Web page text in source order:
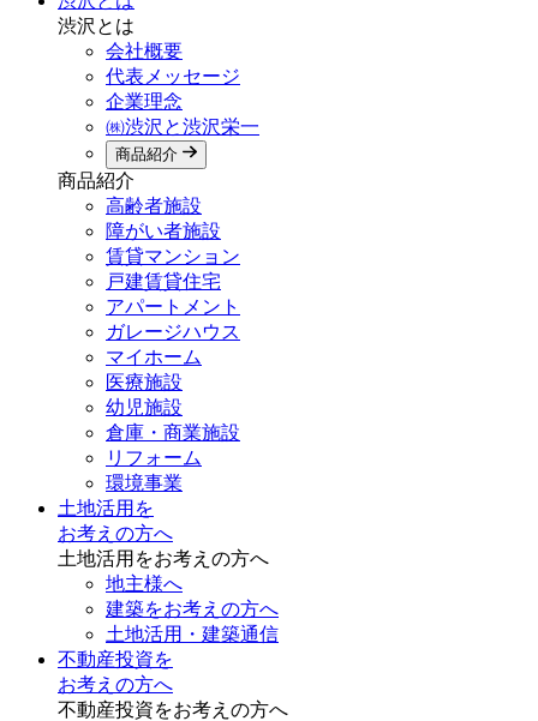
渋沢とは
会社概要
代表メッセージ
企業理念
㈱渋沢と渋沢栄一
商品紹介
商品紹介
高齢者施設
障がい者施設
賃貸マンション
戸建賃貸住宅
アパートメント
ガレージハウス
マイホーム
医療施設
幼児施設
倉庫・商業施設
リフォーム
環境事業
土地活用を
お考えの方へ
土地活用をお考えの方へ
地主様へ
建築をお考えの方へ
土地活用・建築通信
不動産投資を
お考えの方へ
不動産投資をお考えの方へ